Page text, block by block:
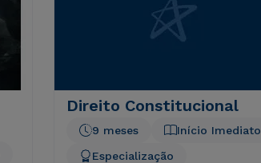
Direito Constitucional
Início Imediato
9 meses
Especialização